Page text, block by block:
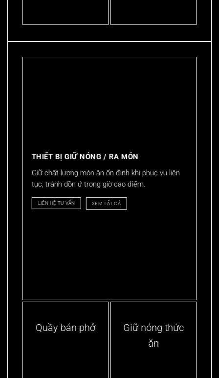
THIẾT BỊ GIỮ NÓNG / RA MÓN
Giữ chất lượng món ăn ổn định khi phục vụ liên
tục, tránh dồn ứ trong giờ cao điểm.
LIÊN HỆ TƯ VẤN XEM TẤT CẢ
Quầy bán phở
Giữ nóng thức
ăn